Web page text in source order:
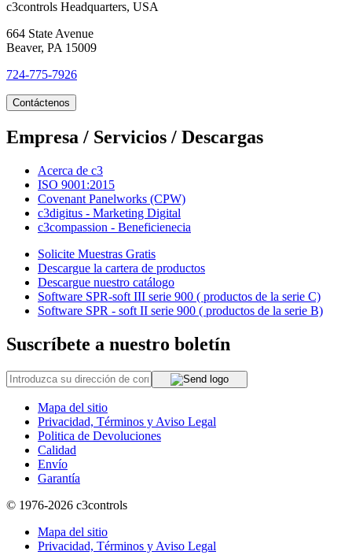
c3controls Headquarters, USA
664 State Avenue
Beaver, PA 15009
724-775-7926
Contáctenos
Empresa / Servicios / Descargas
Acerca de c3
ISO 9001:2015
Covenant Panelworks (CPW)
c3digitus - Marketing Digital
c3compassion - Beneficienecia
Solicite Muestras Gratis
Descargue la cartera de productos
Descargue nuestro catálogo
Software SPR-soft III serie 900 ( productos de la serie C)
Software SPR - soft II serie 900 ( productos de la serie B)
Suscríbete a nuestro boletín
Mapa del sitio
Privacidad, Términos y Aviso Legal
Politica de Devoluciones
Calidad
Envío
Garantía
© 1976-2026 c3controls
Mapa del sitio
Privacidad, Términos y Aviso Legal